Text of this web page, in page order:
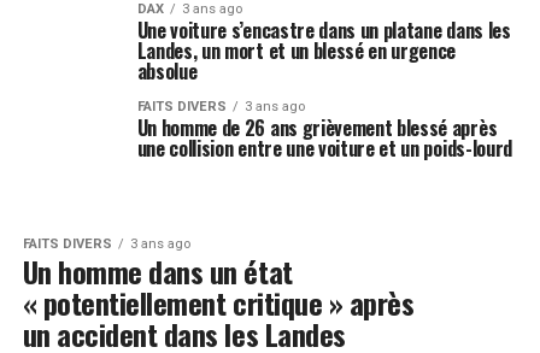
DAX 3 ans ago
Une voiture s’encastre dans un platane dans les
Landes, un mort et un blessé en urgence
absolue
FAITS DIVERS 3 ans ago
Un homme de 26 ans grièvement blessé après
une collision entre une voiture et un poids-lourd
FAITS DIVERS 3 ans ago
Un homme dans un état
« potentiellement critique » après
un accident dans les Landes